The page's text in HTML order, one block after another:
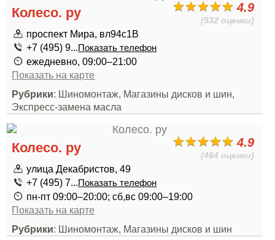
4.9
(532 оценки)
Колесо. ру
проспект Мира, вл94с1В
+7 (495) 9...Показать телефон
ежедневно, 09:00–21:00
Показать на карте
Рубрики: Шиномонтаж, Магазины дисков и шин,
Экспресс-замена масла
4.9
(464 оценки)
Колесо. ру
улица Декабристов, 49
+7 (495) 7...Показать телефон
пн-пт 09:00–20:00; сб,вс 09:00–19:00
Показать на карте
Рубрики: Шиномонтаж, Магазины дисков и шин